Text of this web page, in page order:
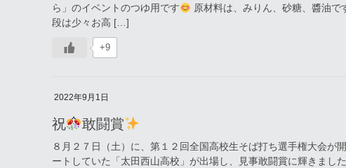
ら」のイベントのつゆ用です
原材料は、みりん、砂糖、醬油で
段は少々お高 […]
+9
2022年9月1日
祝 敢闘賞
８月２７日（土）に、第１２回全国高校生そば打ち選手権大会が
ートしていた「太田西山高校」が出場し、見事敢闘賞に輝きました